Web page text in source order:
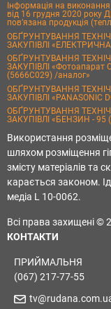
Інформація на
від 16 грудня 2020 року
пов’язана продукція
ОБҐРУНТУВАННЯ
ЗАКУПІВЛІ «ЕЛЕКТРИЧНА
ОБҐРУНТУВАННЯ
ЗАКУПІВЛІ «Фотоапарат
(5666C029) /аналог»
ОБҐРУНТУВАННЯ
ЗАКУПІВЛІ «PANASONIC
ОБҐРУНТУВАННЯ
ЗАКУПІВЛІ «БЕНЗИН - 95
Використання
шляхом розміщення
змісту матеріалів та
карається законом.
медіа L 10-0062.
Всі права захищені ©
КОНТАКТИ
ПРИЙМАЛЬНЯ
(067) 217-77-55